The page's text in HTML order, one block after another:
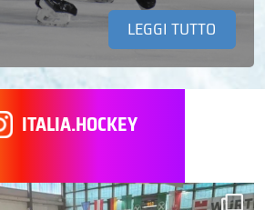
LEGGI TUTTO
ITALIA.HOCKEY